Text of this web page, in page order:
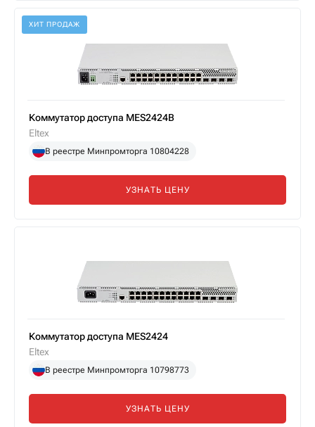
ХИТ ПРОДАЖ
Коммутатор доступа MES2424B
Eltex
В реестре Минпромторга 10804228
УЗНАТЬ ЦЕНУ
Коммутатор доступа MES2424
Eltex
В реестре Минпромторга 10798773
УЗНАТЬ ЦЕНУ